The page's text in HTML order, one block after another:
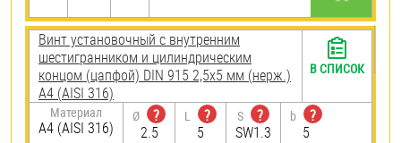
Винт установочный с внутренним
шестигранником и цилиндрическим
концом (цапфой) DIN 915 2,5х5 мм (нерж.)
A4 (AISI 316)
Материал
A4 (AISI 316)
Ø
?
2.5
L
?
5
S
?
SW1.3
b
?
5
В СПИСОК